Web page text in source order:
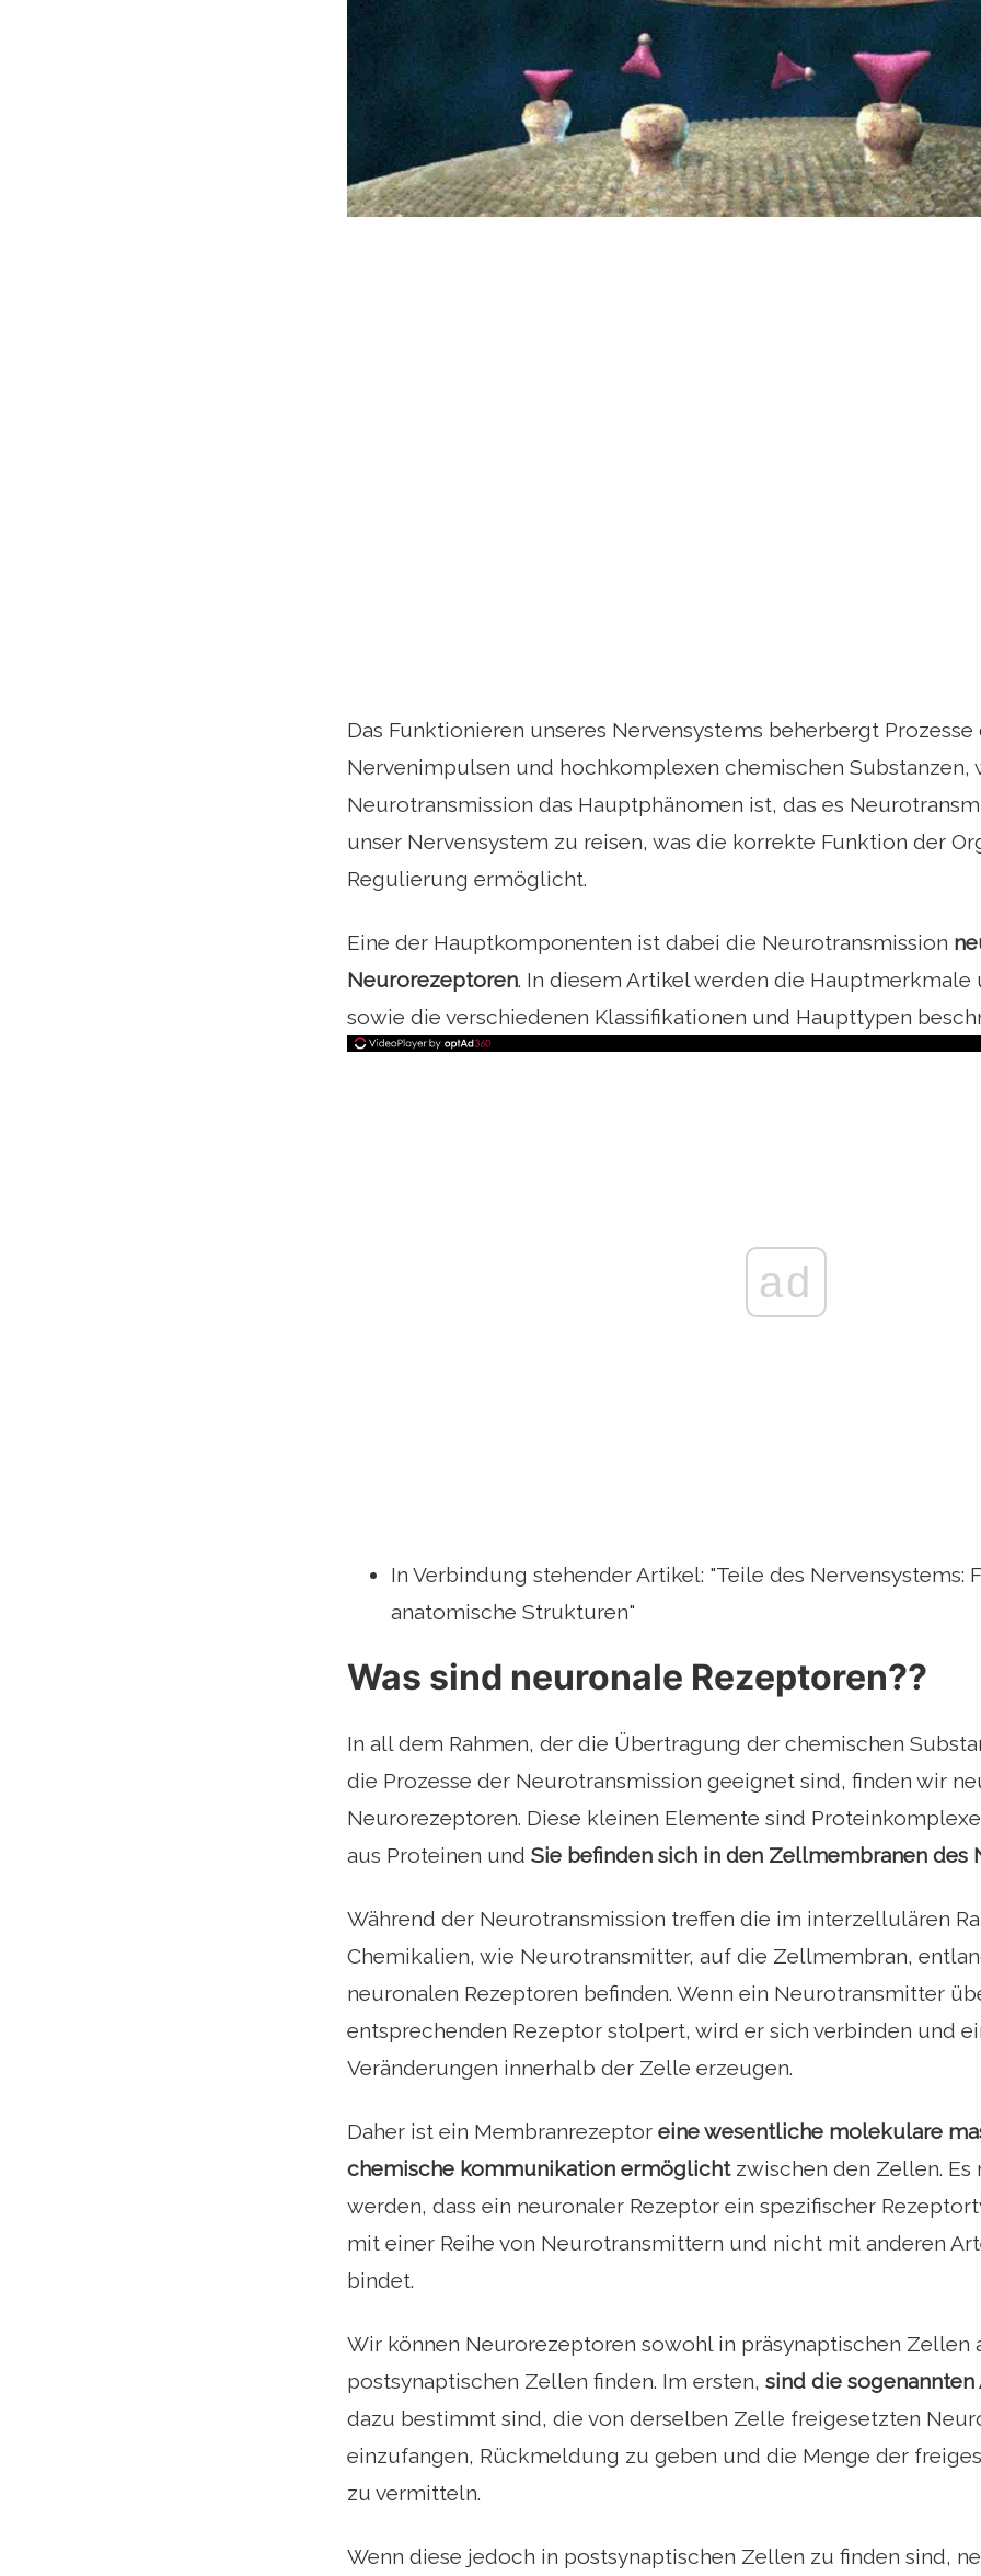
Das Funktionieren unseres Nervensystems beherbergt
Nervenimpulsen und hochkomplexen chemischen Substanzen,
Neurotransmission das Hauptphänomen ist, das es
unser Nervensystem zu reisen, was die korrekte Funktion der
Regulierung ermöglicht.
Eine der Hauptkomponenten ist dabei die Neurotransmission
Neurorezeptoren. In diesem Artikel werden die
sowie die verschiedenen Klassifikationen und Haupttypen
ad
In Verbindung stehender Artikel: "Teile des Nervensystems:
anatomische Strukturen"
Was sind neuronale Rezeptoren??
In all dem Rahmen, der die Übertragung der chemischen
die Prozesse der Neurotransmission geeignet sind, finden wir
Neurorezeptoren. Diese kleinen Elemente sind
aus Proteinen und Sie befinden sich in den Zellmembranen des
Während der Neurotransmission treffen die im interzellulären
Chemikalien, wie Neurotransmitter, auf die Zellmembran,
neuronalen Rezeptoren befinden. Wenn ein Neurotransmitter
entsprechenden Rezeptor stolpert, wird er sich verbinden und
Veränderungen innerhalb der Zelle erzeugen.
Daher ist ein Membranrezeptor eine wesentliche molekulare
chemische kommunikation ermöglichtzwischen den Zellen. Es
werden, dass ein neuronaler Rezeptor ein spezifischer
mit einer Reihe von Neurotransmittern und nicht mit anderen
bindet.
Wir können Neurorezeptoren sowohl in präsynaptischen Zellen
postsynaptischen Zellen finden. Im ersten, sind die
dazu bestimmt sind, die von derselben Zelle freigesetzten
einzufangen, Rückmeldung zu geben und die Menge der
zu vermitteln.
Wenn diese jedoch in postsynaptischen Zellen zu finden sind,